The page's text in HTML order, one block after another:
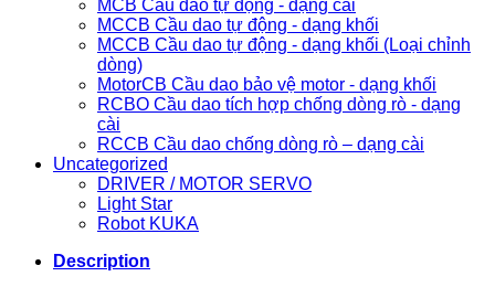
MCB Cầu dao tự động - dạng cài
MCCB Cầu dao tự động - dạng khối
MCCB Cầu dao tự động - dạng khối (Loại chỉnh
dòng)
MotorCB Cầu dao bảo vệ motor - dạng khối
RCBO Cầu dao tích hợp chống dòng rò - dạng
cài
RCCB Cầu dao chống dòng rò – dạng cài
Uncategorized
DRIVER / MOTOR SERVO
Light Star
Robot KUKA
Description